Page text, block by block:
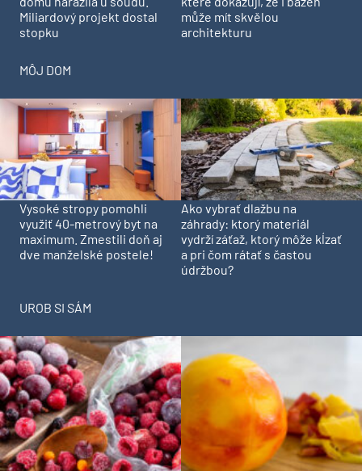
Miliardový projekt dostal
stopku
může mít skvělou
architekturu
MÔJ DOM
Vysoké stropy pomohli
využiť 40-metrový byt na
maximum. Zmestili doň aj
dve manželské postele!
Ako vybrať dlažbu na
záhrady: ktorý materiál
vydrží záťaž, ktorý môže kĺzať
a pri čom rátať s častou
údržbou?
UROB SI SÁM